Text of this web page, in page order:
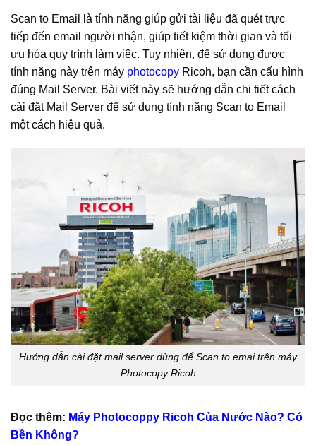
Scan to Email là tính năng giúp gửi tài liệu đã quét trực
tiếp đến email người nhận, giúp tiết kiệm thời gian và tối
ưu hóa quy trình làm việc. Tuy nhiên, để sử dụng được
tính năng này trên máy photocopy Ricoh, bạn cần cấu hình
đúng Mail Server. Bài viết này sẽ hướng dẫn chi tiết cách
cài đặt Mail Server để sử dụng tính năng Scan to Email
một cách hiệu quả.
Hướng dẫn cài đặt mail server dùng để Scan to emai trên máy
Photocopy Ricoh
Đọc thêm: Máy Photocoppy Ricoh Của Nước Nào? Có
Bền Không?